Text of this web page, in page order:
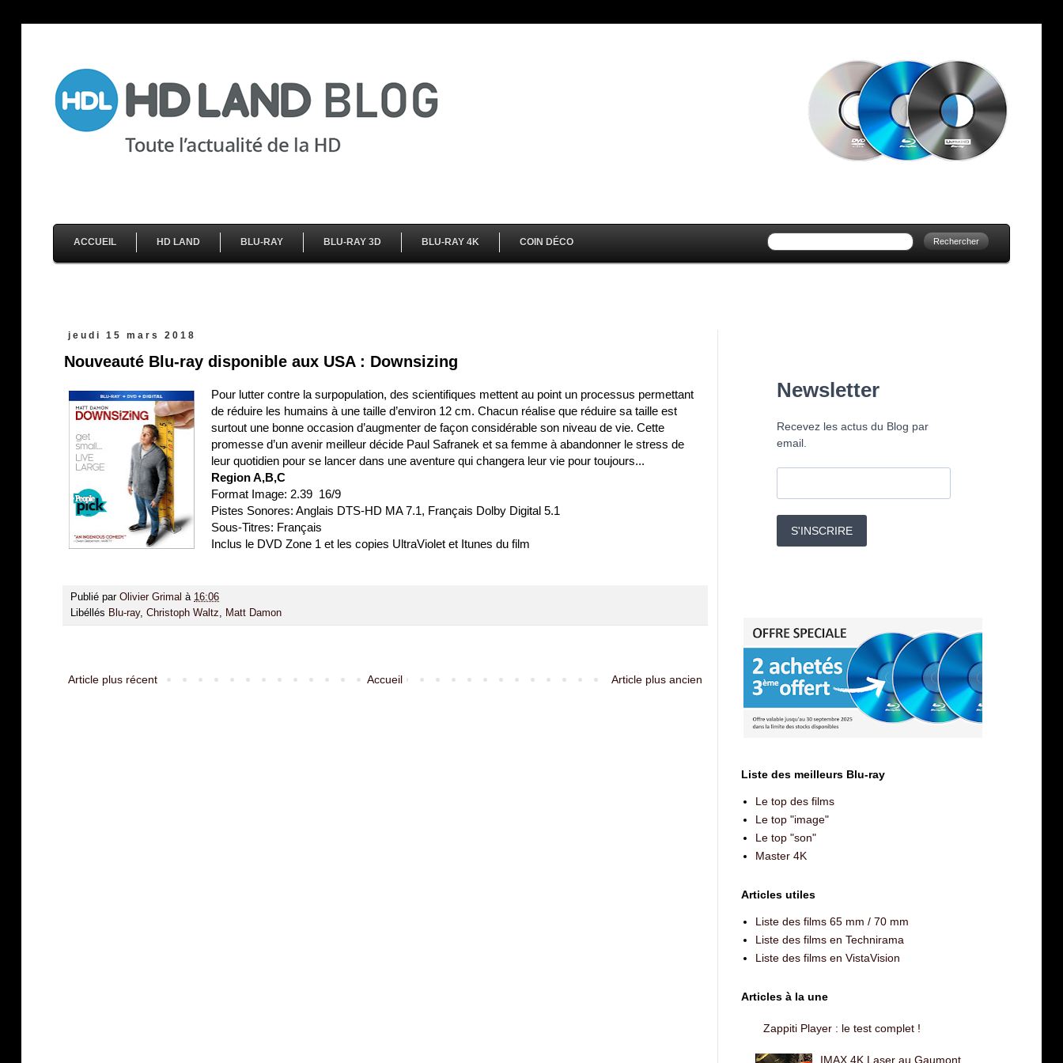
ACCUEIL HD LAND BLU-RAY BLU-RAY 3D BLU-RAY 4K COIN DÉCO
jeudi 15 mars 2018
Nouveauté Blu-ray disponible aux USA : Downsizing
Pour lutter contre la surpopulation, des scientifiques mettent au point un processus permettant
de réduire les humains à une taille d’environ 12 cm. Chacun réalise que réduire sa taille est
surtout une bonne occasion d’augmenter de façon considérable son niveau de vie. Cette
promesse d’un avenir meilleur décide Paul Safranek et sa femme à abandonner le stress de
leur quotidien pour se lancer dans une aventure qui changera leur vie pour toujours...
Region A,B,C
Format Image: 2.39 16/9
Pistes Sonores: Anglais DTS-HD MA 7.1, Français Dolby Digital 5.1
Sous-Titres: Français
Inclus le DVD Zone 1 et les copies UltraViolet et Itunes du film
Publié par Olivier Grimal à 16:06
Libéllés Blu-ray, Christoph Waltz, Matt Damon
Article plus récent Article plus ancien
Accueil
Newsletter
Recevez les actus du Blog par
email.
S'INSCRIRE
Liste des meilleurs Blu-ray
Le top des films
Le top "image"
Le top "son"
Master 4K
Articles utiles
Liste des films 65 mm / 70 mm
Liste des films en Technirama
Liste des films en VistaVision
Articles à la une
Zappiti Player : le test complet !
IMAX 4K Laser au Gaumont